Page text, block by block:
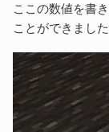
ここの数値を書
ことができました